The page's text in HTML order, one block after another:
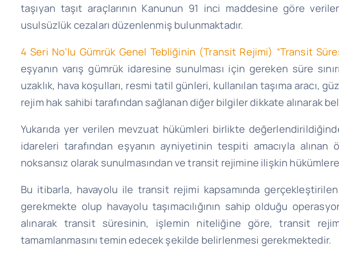
taşıyan taşıt araçlarının Kanunun 91 inci maddesine göre
usulsüzlük cezaları düzenlenmiş bulunmaktadır.
4 Seri No’lu Gümrük Genel Tebliğinin (Transit Rejimi) “Transit
eşyanın varış gümrük idaresine sunulması için gereken süre
uzaklık, hava koşulları, resmi tatil günleri, kullanılan taşıma aracı,
rejim hak sahibi tarafından sağlanan diğer bilgiler dikkate alınarak
Yukarıda yer verilen mevzuat hükümleri birlikte
idareleri tarafından eşyanın ayniyetinin tespiti amacıyla
noksansız olarak sunulmasından ve transit rejimine ilişkin
Bu itibarla, havayolu ile transit rejimi kapsamında
gerekmekte olup havayolu taşımacılığının sahip olduğu
alınarak transit süresinin, işlemin niteliğine göre, transit
tamamlanmasını temin edecek şekilde belirlenmesi gerekmektedir.